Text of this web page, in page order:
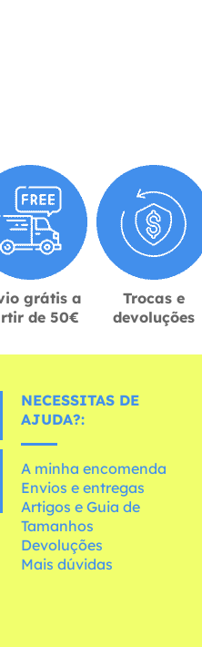
grátis a
de 50€
Trocas e
devoluções
NECESSITAS DE
AJUDA?:
A minha encomenda
Envios e entregas
Artigos e Guia de
Tamanhos
Devoluções
Mais dúvidas